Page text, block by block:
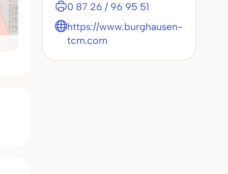
0 87 26 / 96 95 51
https://www.burghausen-
tcm.com